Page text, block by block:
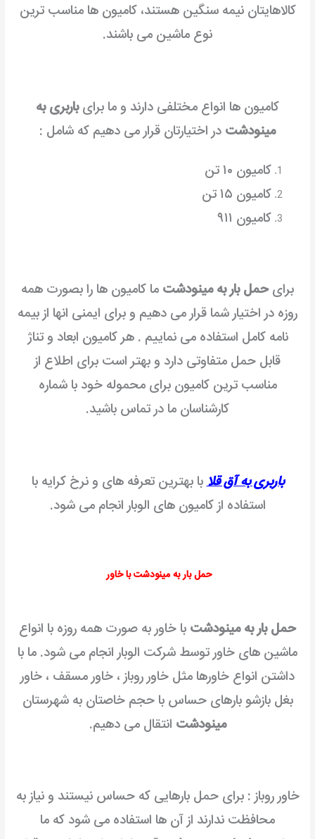
کالاهایتان نیمه سنگین هستند، کامیون ها مناسب ترین
نوع ماشین می باشند.
کامیون ها انواع مختلفی دارند و ما برایباربری به
مینودشت در اختیارتان قرار می دهیم که شامل :
کامیون ۱۰ تن
کامیون ۱۵ تن
کامیون ۹۱۱
برایحمل بار به مینودشت ما کامیون ها را بصورت همه
روزه در اختیار شما قرار می دهیم و برای ایمنی انها از بیمه
نامه کامل استفاده می نماییم . هر کامیون ابعاد و تناژ
قابل حمل متفاوتی دارد و بهتر است برای اطلاع از
مناسب ترین کامیون برای محموله خود با شماره
کارشناسان ما در تماس باشید.
باربری به آق قلابا بهترین تعرفه های و نرخ کرایه با
استفاده از کامیون های الوبار انجام می شود.
حمل بار به مینودشت با خاور
حمل بار به مینودشت با خاور به صورت همه روزه با انواع
ماشین های خاور توسط شرکت الوبار انجام می شود. ما با
داشتن انواع خاورها مثل خاور روباز ، خاور مسقف ، خاور
بغل بازشو بارهای حساس با حجم خاصتان به شهرستان
مینودشت انتقال می دهیم.
خاور روباز : برای حمل بارهایی که حساس نیستند و نیاز به
محافظت ندارند از آن ها استفاده می شود که ما